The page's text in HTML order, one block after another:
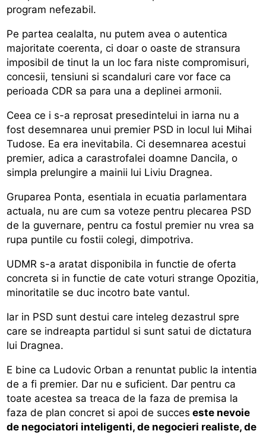
program nefezabil.
Pe partea cealalta, nu putem avea o autentica
majoritate coerenta, ci doar o oaste de stransura
imposibil de tinut la un loc fara niste compromisuri,
concesii, tensiuni si scandaluri care vor face ca
perioada CDR sa para una a deplinei armonii.
Ceea ce i s-a reprosat presedintelui in iarna nu a
fost desemnarea unui premier PSD in locul lui Mihai
Tudose. Ea era inevitabila. Ci desemnarea acestui
premier, adica a carastrofalei doamne Dancila, o
simpla prelungire a mainii lui Liviu Dragnea.
Gruparea Ponta, esentiala in ecuatia parlamentara
actuala, nu are cum sa voteze pentru plecarea PSD
de la guvernare, pentru ca fostul premier nu vrea sa
rupa puntile cu fostii colegi, dimpotriva.
UDMR s-a aratat disponibila in functie de oferta
concreta si in functie de cate voturi strange Opozitia,
minoritatile se duc incotro bate vantul.
Iar in PSD sunt destui care inteleg dezastrul spre
care se indreapta partidul si sunt satui de dictatura
lui Dragnea.
E bine ca Ludovic Orban a renuntat public la intentia
de a fi premier. Dar nu e suficient. Dar pentru ca
toate acestea sa treaca de la faza de premisa la
faza de plan concret si apoi de succes este nevoie
de negociatori inteligenti, de negocieri realiste, de